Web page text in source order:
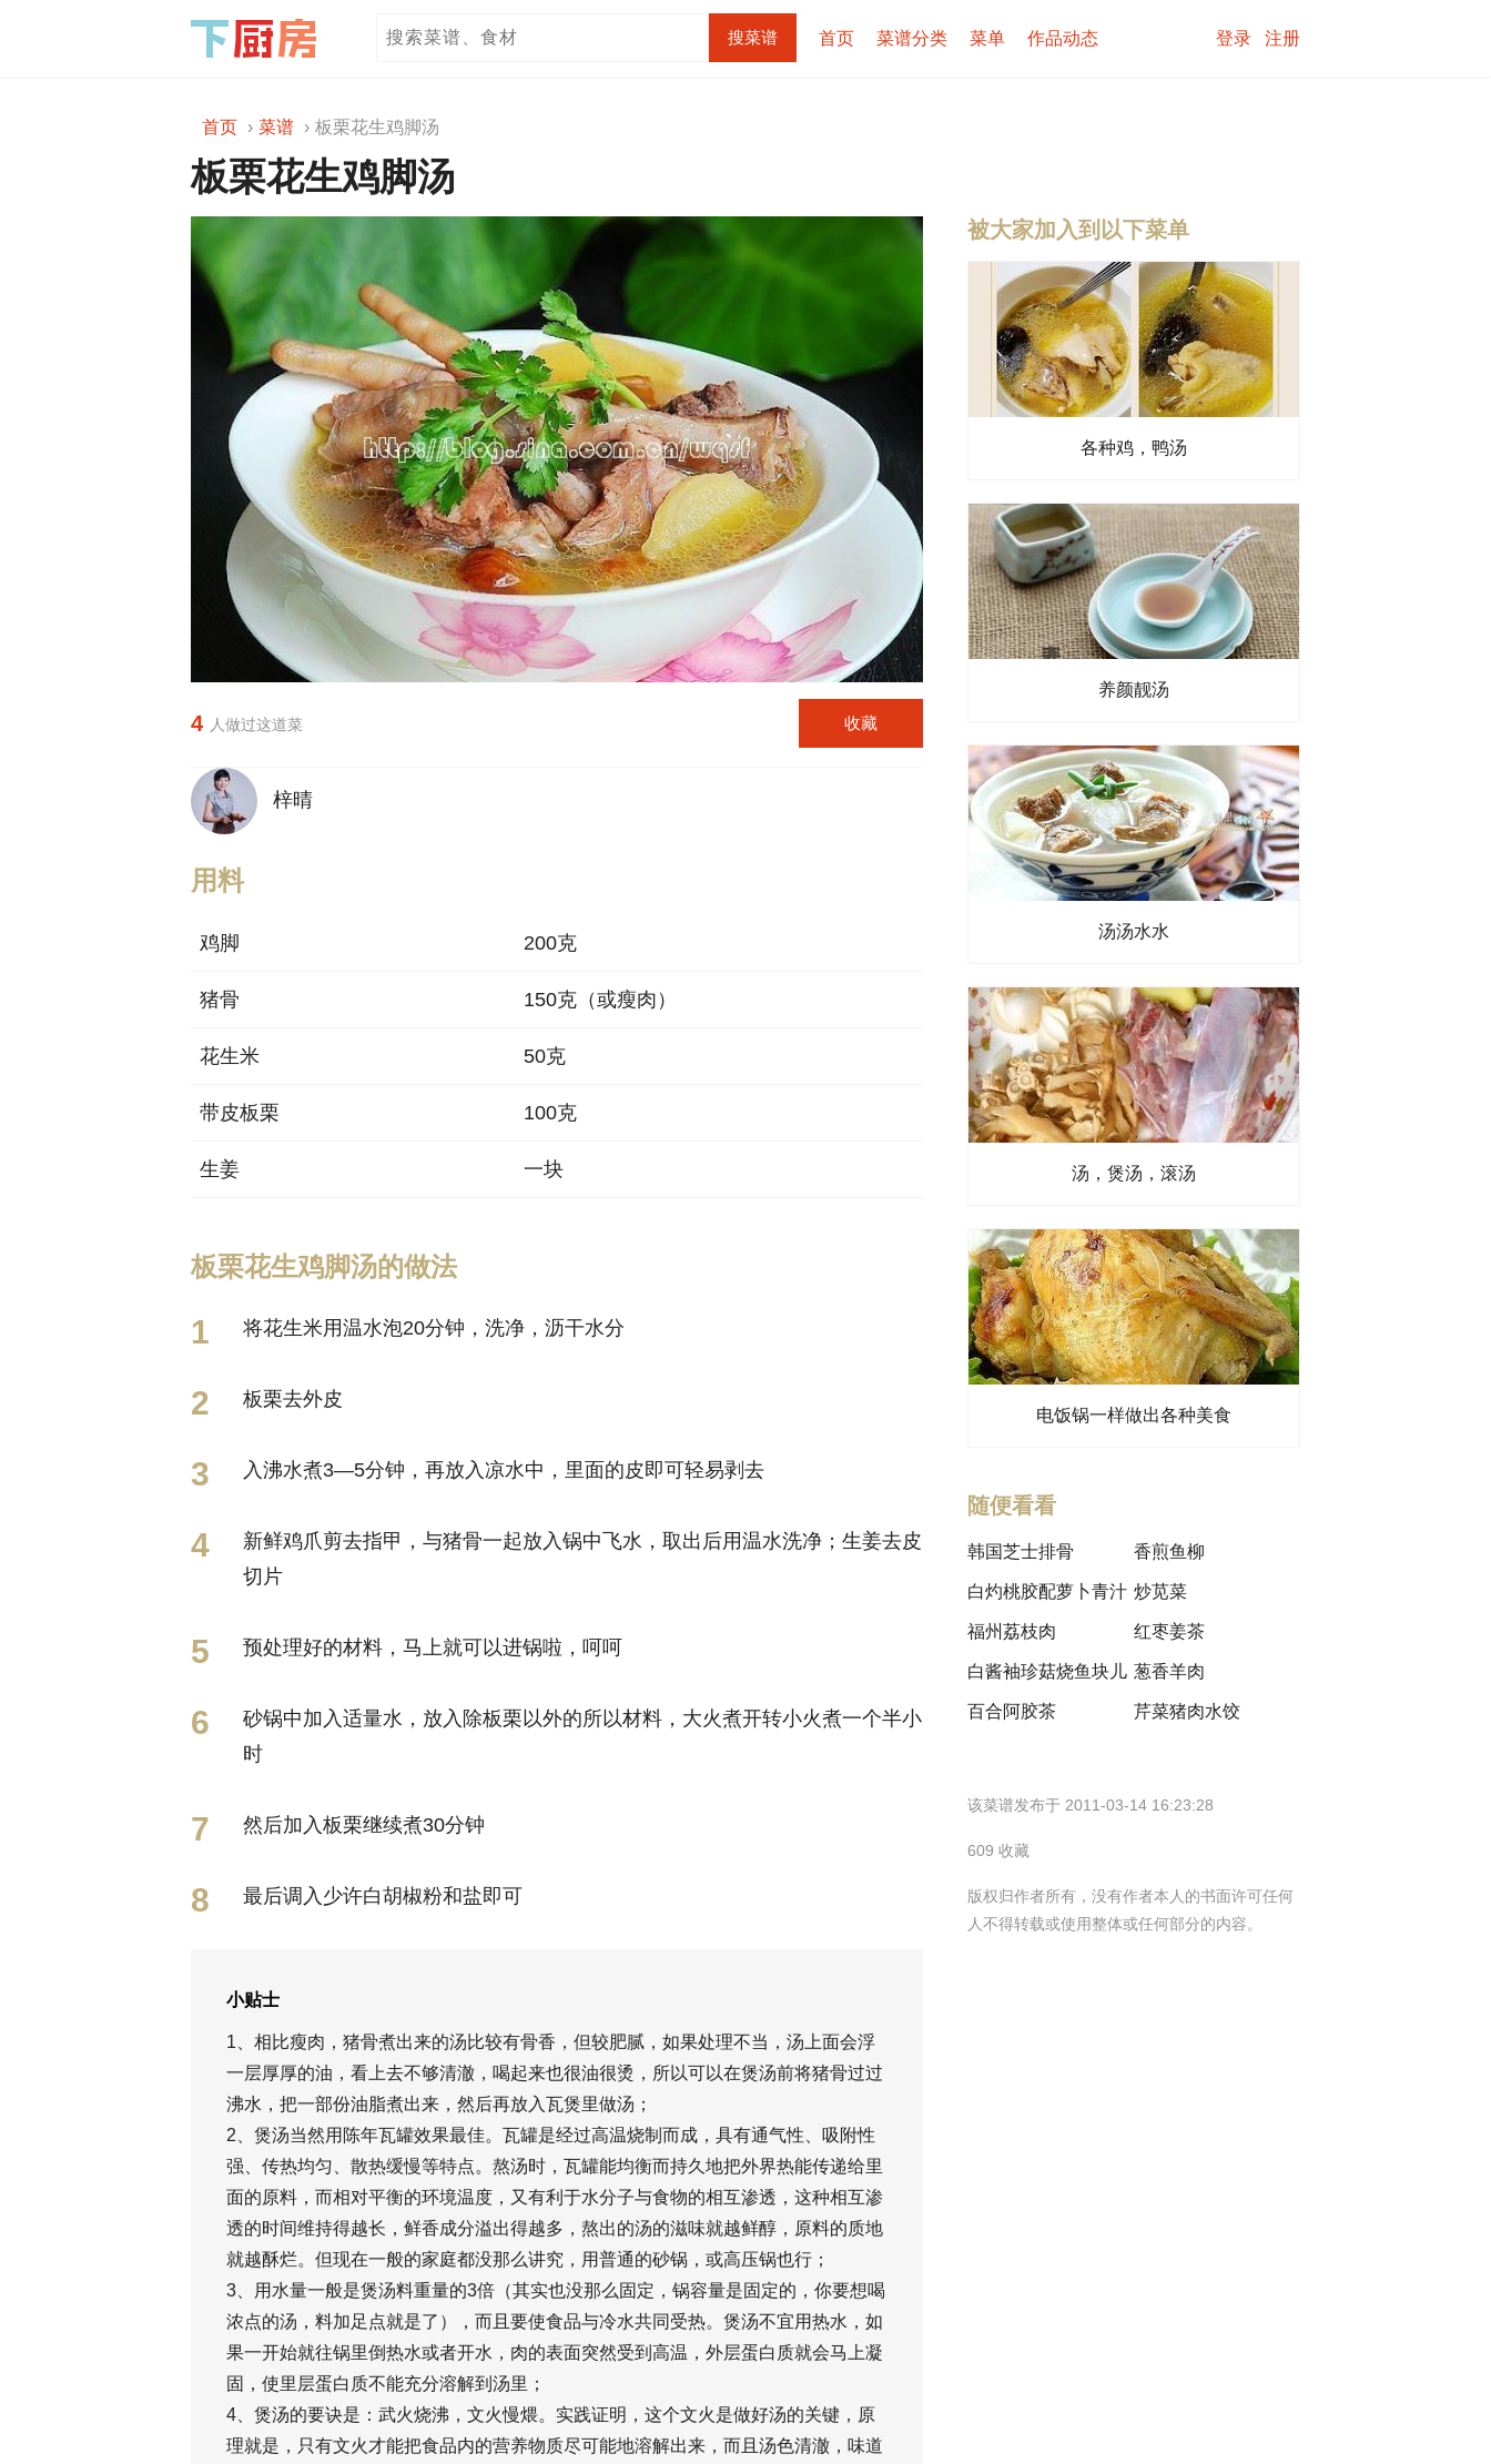
首页 菜谱分类 菜单 作品动态 登录 注册
首页 菜谱 板栗花生鸡脚汤
板栗花生鸡脚汤
4 人做过这道菜 收藏
梓晴
用料
鸡脚 200克
猪骨 150克（或瘦肉）
花生米 50克
带皮板栗 100克
生姜 一块
板栗花生鸡脚汤的做法
将花生米用温水泡20分钟，洗净，沥干水分
板栗去外皮
入沸水煮3—5分钟，再放入凉水中，里面的皮即可轻易剥去
新鲜鸡爪剪去指甲，与猪骨一起放入锅中飞水，取出后用温水洗净；生姜去皮
切片
预处理好的材料，马上就可以进锅啦，呵呵
砂锅中加入适量水，放入除板栗以外的所以材料，大火煮开转小火煮一个半小
时
然后加入板栗继续煮30分钟
最后调入少许白胡椒粉和盐即可
小贴士
1、相比瘦肉，猪骨煮出来的汤比较有骨香，但较肥腻，如果处理不当，汤上面会浮
一层厚厚的油，看上去不够清澈，喝起来也很油很烫，所以可以在煲汤前将猪骨过过
沸水，把一部份油脂煮出来，然后再放入瓦煲里做汤；
2、煲汤当然用陈年瓦罐效果最佳。瓦罐是经过高温烧制而成，具有通气性、吸附性
强、传热均匀、散热缓慢等特点。熬汤时，瓦罐能均衡而持久地把外界热能传递给里
面的原料，而相对平衡的环境温度，又有利于水分子与食物的相互渗透，这种相互渗
透的时间维持得越长，鲜香成分溢出得越多，熬出的汤的滋味就越鲜醇，原料的质地
就越酥烂。但现在一般的家庭都没那么讲究，用普通的砂锅，或高压锅也行；
3、用水量一般是煲汤料重量的3倍（其实也没那么固定，锅容量是固定的，你要想喝
浓点的汤，料加足点就是了），而且要使食品与冷水共同受热。煲汤不宜用热水，如
果一开始就往锅里倒热水或者开水，肉的表面突然受到高温，外层蛋白质就会马上凝
固，使里层蛋白质不能充分溶解到汤里；
4、煲汤的要诀是：武火烧沸，文火慢煨。实践证明，这个文火是做好汤的关键，原
理就是，只有文火才能把食品内的营养物质尽可能地溶解出来，而且汤色清澈，味道
被大家加入到以下菜单
各种鸡，鸭汤
养颜靓汤
汤汤水水
汤，煲汤，滚汤
电饭锅一样做出各种美食
随便看看
韩国芝士排骨
白灼桃胶配萝卜青汁
福州荔枝肉
白酱袖珍菇烧鱼块儿
百合阿胶茶
香煎鱼柳
炒苋菜
红枣姜茶
葱香羊肉
芹菜猪肉水饺
该菜谱发布于 2011-03-14 16:23:28
609 收藏
版权归作者所有，没有作者本人的书面许可任何
人不得转载或使用整体或任何部分的内容。